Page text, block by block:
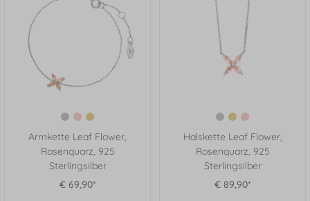
Armkette Leaf Flower,
Rosenquarz, 925
Sterlingsilber
€ 69,90*
Halskette Leaf Flower,
Rosenquarz, 925
Sterlingsilber
€ 89,90*